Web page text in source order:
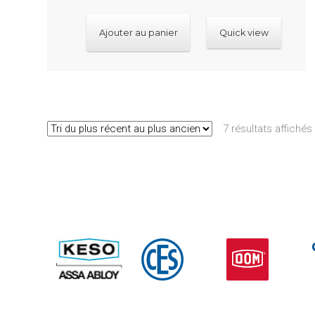
Ajouter au panier Quick view
7 résultats affichés